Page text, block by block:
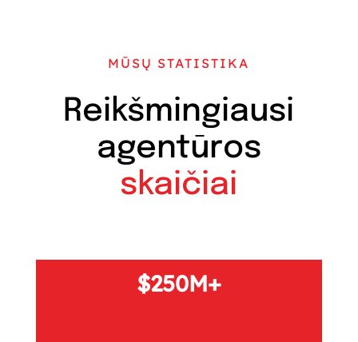
MŪSŲ STATISTIKA
Reikšmingiausi
agentūros
skaičiai
250M+